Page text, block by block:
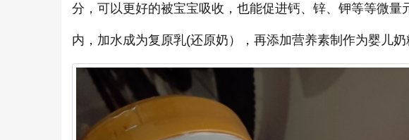
分，可以更好的被宝宝吸收，也能促进钙、锌、钾等等微量
内，加水成为复原乳(还原奶），再添加营养素制作为婴儿奶